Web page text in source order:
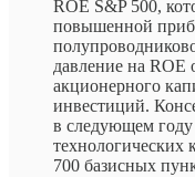
ROE S&P 500,
повышенной
давление на ROE
акционерного
инвестиций.
в следующем
технологических
700 базисных